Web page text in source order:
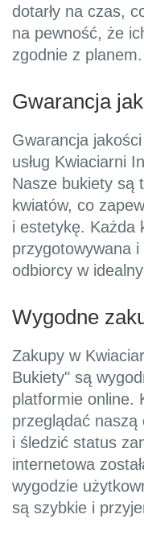
dotarły na czas,
na pewność, że
zgodnie z planem.
Gwarancja
Gwarancja
usług Kwiaciarni
Nasze bukiety są
kwiatów, co
i estetykę. Każda
przygotowywana
odbiorcy w
Wygodne
Zakupy w
Bukiety" są
platformie online.
przeglądać naszą
i śledzić status
internetowa
wygodzie
są szybkie i